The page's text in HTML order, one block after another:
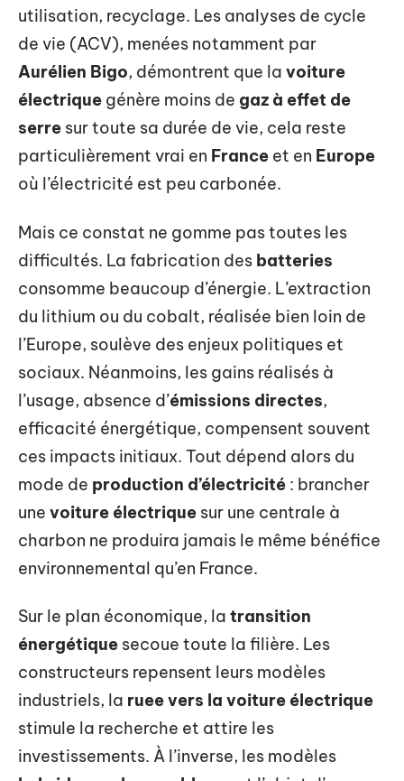
utilisation, recyclage. Les analyses de cycle
de vie (ACV), menées notamment par
Aurélien Bigo, démontrent que la voiture
électrique génère moins de gaz à effet de
serre sur toute sa durée de vie, cela reste
particulièrement vrai en France et en Europe
où l’électricité est peu carbonée.
Mais ce constat ne gomme pas toutes les
difficultés. La fabrication des batteries
consomme beaucoup d’énergie. L’extraction
du lithium ou du cobalt, réalisée bien loin de
l’Europe, soulève des enjeux politiques et
sociaux. Néanmoins, les gains réalisés à
l’usage, absence d’émissions directes,
efficacité énergétique, compensent souvent
ces impacts initiaux. Tout dépend alors du
mode de production d’électricité : brancher
une voiture électrique sur une centrale à
charbon ne produira jamais le même bénéfice
environnemental qu’en France.
Sur le plan économique, la transition
énergétique secoue toute la filière. Les
constructeurs repensent leurs modèles
industriels, la ruee vers la voiture électrique
stimule la recherche et attire les
investissements. À l’inverse, les modèles